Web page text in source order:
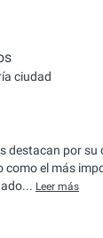
ciudad
por su
el más
Leer más